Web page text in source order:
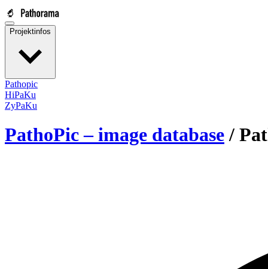
Projektinfos
Pathopic
HiPaKu
ZyPaKu
PathoPic – image database /